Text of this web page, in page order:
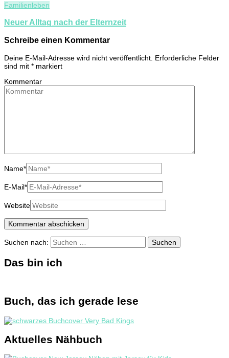
Familienleben
Neuer Alltag nach der Elternzeit
Schreibe einen Kommentar
Deine E-Mail-Adresse wird nicht veröffentlicht. Erforderliche Felder
sind mit * markiert
Kommentar
Name*
E-Mail*
Website
Suchen nach:
Das bin ich
Buch, das ich gerade lese
Aktuelles Nähbuch